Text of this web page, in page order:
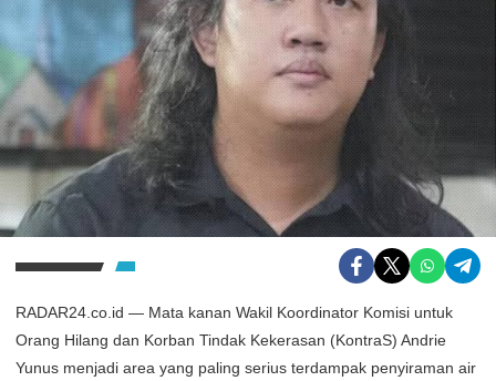
RADAR24.co.id — Mata kanan Wakil Koordinator Komisi untuk
Orang Hilang dan Korban Tindak Kekerasan (KontraS) Andrie
Yunus menjadi area yang paling serius terdampak penyiraman air